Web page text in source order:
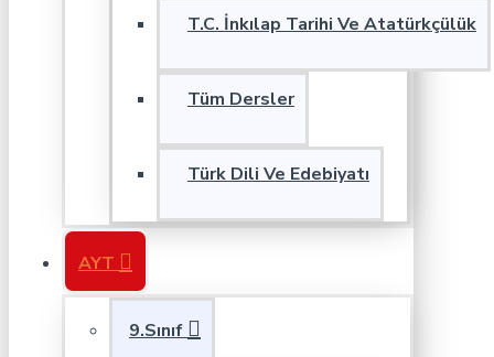
T.C. İnkılap Tarihi Ve Atatürkçülük
Tüm Dersler
Türk Dili Ve Edebiyatı
AYT
9.Sınıf